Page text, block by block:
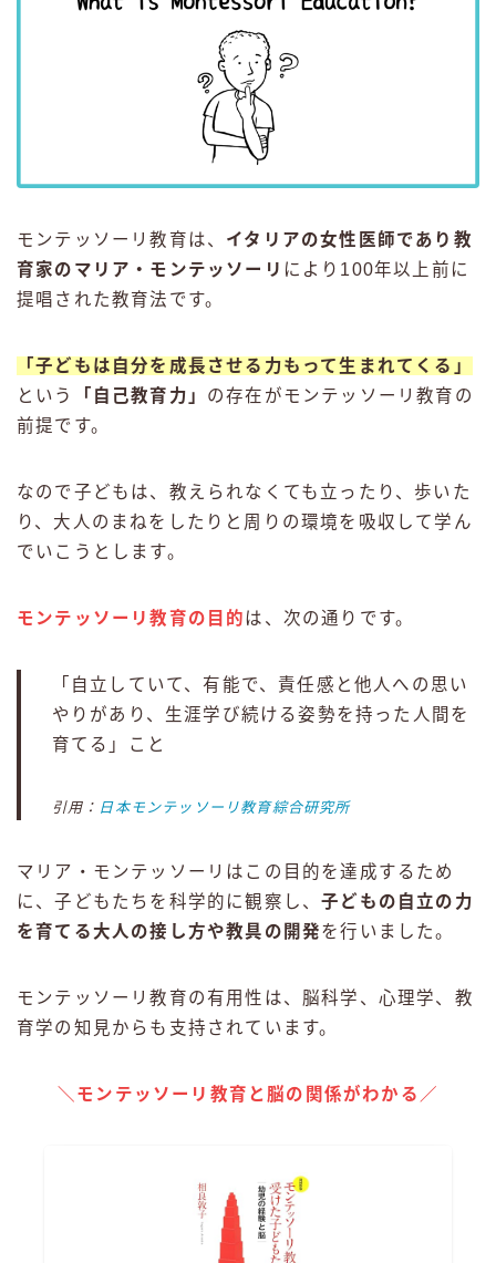
モンテッソーリ教育は、 イタリアの女性医師であり教
育家のマリア・モンテッソーリ により100年以上前に
提唱された教育法です。
「子どもは自分を成長させる力もって生まれてくる」
という
「自己教育力」 の存在がモンテッソーリ教育の
前提です。
なので子どもは、教えられなくても立ったり、歩いた
り、大人のまねをしたりと周りの環境を吸収して学ん
でいこうとします。
モンテッソーリ教育の目的は、次の通りです。
「自立していて、有能で、責任感と他人への思い
やりがあり、生涯学び続ける姿勢を持った人間を
育てる」こと
引用： 日本モンテッソーリ教育綜合研究所
マリア・モンテッソーリはこの目的を達成するため
に、子どもたちを科学的に観察し、子どもの自立の力
を育てる大人の接し方や教具の開発を行いました。
モンテッソーリ教育の有用性は、脳科学、心理学、教
育学の知見からも支持されています。
＼モンテッソーリ教育と脳の関係がわかる／